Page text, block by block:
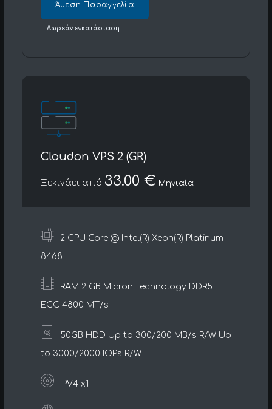
Άμεση Παραγγελία
Δωρεάν εγκατάσταση
Cloudon VPS 2 (GR)
Ξεκινάει από 33.00 € Μηνιαία
2 CPU Core @ Intel(R) Xeon(R) Platinum
8468
RAM 2 GB Micron Technology DDR5
ECC 4800 MT/s
50GB HDD Up to 300/200 MB/s R/W Up
to 3000/2000 IOPs R/W
IPV4 x1